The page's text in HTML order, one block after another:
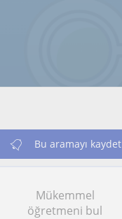
Bu aramayı kaydet
Mükemmel
öğretmeni bul